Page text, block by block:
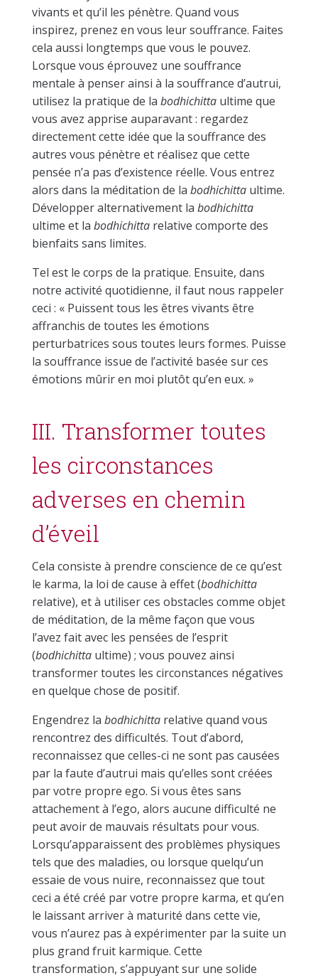
vivants et qu’il les pénètre. Quand vous
inspirez, prenez en vous leur souffrance. Faites
cela aussi longtemps que vous le pouvez.
Lorsque vous éprouvez une souffrance
mentale à penser ainsi à la souffrance d’autrui,
utilisez la pratique de la bodhichittaultime que
vous avez apprise auparavant : regardez
directement cette idée que la souffrance des
autres vous pénètre et réalisez que cette
pensée n’a pas d’existence réelle. Vous entrez
alors dans la méditation de la bodhichittaultime.
Développer alternativement la bodhichitta
ultime et la bodhichittarelative comporte des
bienfaits sans limites.
Tel est le corps de la pratique. Ensuite, dans
notre activité quotidienne, il faut nous rappeler
ceci : « Puissent tous les êtres vivants être
affranchis de toutes les émotions
perturbatrices sous toutes leurs formes. Puisse
la souffrance issue de l’activité basée sur ces
émotions mûrir en moi plutôt qu’en eux. »
III. Transformer toutes
les circonstances
adverses en chemin
d’éveil
Cela consiste à prendre conscience de ce qu’est
le karma, la loi de cause à effet (bodhichitta
relative), et à utiliser ces obstacles comme objet
de méditation, de la même façon que vous
l’avez fait avec les pensées de l’esprit
(bodhichittaultime) ; vous pouvez ainsi
transformer toutes les circonstances négatives
en quelque chose de positif.
Engendrez la bodhichittarelative quand vous
rencontrez des difficultés. Tout d’abord,
reconnaissez que celles-ci ne sont pas causées
par la faute d’autrui mais qu’elles sont créées
par votre propre ego. Si vous êtes sans
attachement à l’ego, alors aucune difficulté ne
peut avoir de mauvais résultats pour vous.
Lorsqu’apparaissent des problèmes physiques
tels que des maladies, ou lorsque quelqu’un
essaie de vous nuire, reconnaissez que tout
ceci a été créé par votre propre karma, et qu’en
le laissant arriver à maturité dans cette vie,
vous n’aurez pas à expérimenter par la suite un
plus grand fruit karmique. Cette
transformation, s’appuyant sur une solide